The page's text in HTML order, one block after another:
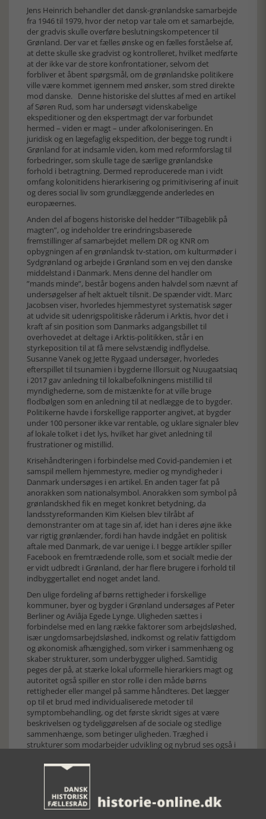
Jens Heinrich behandler det dansk-grønlandske samarbejde
fra 1946 til 1979, hvor der netop var tale om et samarbejde,
der gradvis skulle overføre beslutningskompetencer til
Grønland. Der var et fælles ønske og en fælles forståelse af,
at dette skulle ske gradvist og kontrolleret, hvilket medførte
at der ikke var de store konfrontationer, selvom det
forbliver et åbent spørgsmål, om de grønlandske politikere
ville være kommet igennem med ønsker, som stred direkte
mod danske. Denne historiske del sluttes af med en artikel
af Søren Rud, som har undersøgt videnskabelige
ekspeditioner og den ekspertmagt der var forbundet
hermed – viden er magt – under afkoloniseringen. En
juridisk og en lægefaglig ekspedition, der begge tog rundt i
Grønland for at indsamle viden, kom med reformforslag til
forbedringer, som skulle tage de særlige grønlandske
forhold i betragtning. Dermed reproducerede man i vidt
omfang kolonitidens hierarkisering og primitivisering af inuit
og deres social liv som grundlæggende anderledes en
europæernes.
Anden del af bogens historiske del hedder ”Tilbageblik på
magten”, og indeholder tre erindringsbaserede
fremstillinger af samarbejdet mellem DR og KNR om
opbygningen af en grønlandsk tv-station, om kulturmøder i
Sydgrønland og arbejde i Grønland som en vej den danske
middelstand i Danmark. Mens denne del handler om
”mands minde”, består bogens anden halvdel som nævnt af
undersøgelser af helt aktuelt tilsnit. De spænder vidt. Marc
Jacobsen viser, hvorledes hjemmestyret systematisk søger
at udvide sit udenrigspolitiske råderum i Arktis, hvor det i
kraft af sin position som Danmarks adgangsbillet til
overhovedet at deltage i Arktis-politikken, står i en
styrkeposition til at få mere selvstændig indflydelse.
Susanne Vanek og Jette Rygaad undersøger, hvorledes
efterspillet til tsunamien i bygderne Illorsuit og Nuugaatsiaq
i 2017 gav anledning til lokalbefolkningens mistillid til
myndighederne, som de mistænkte for at ville bruge
flodbølgen som en anledning til at nedlægge de to bygder.
Politikerne havde i forskellige rapporter angivet, at bygder
under 100 personer ikke var rentable, og uklare signaler blev
af lokale tolket i det lys, hvilket har givet anledning til
frustrationer og mistillid.
Krisehåndteringen i forbindelse med Covid-pandemien i et
samspil mellem hjemmestyre, medier og myndigheder i
Danmark undersøges i en artikel. En anden tager fat på
anorakken som nationalsymbol. Anorakken som symbol på
grønlandskhed fik en meget konkret betydning, da
landsstyreformanden Kim Kielsen blev tilråbt af
demonstranter om at tage sin af, idet han i deres øjne ikke
var rigtig grønlænder, fordi han havde indgået en politisk
aftale med Danmark, de var uenige i. I begge artikler spiller
Facebook en fremtrædende rolle, som et socialt medie der
er vidt udbredt i Grønland, der har flere brugere i forhold til
indbyggertallet end noget andet land.
Den ulige fordeling af børns rettigheder i forskellige
kommuner, byer og bygder i Grønland undersøges af Peter
Berliner og Aviâja Egede Lynge. Uligheden sættes i
forbindelse med en lang række faktorer som arbejdsløshed,
især ungdomsarbejdsløshed, indkomst og relativ fattigdom
og økonomisk afhængighed, som virker i sammenhæng og
skaber strukturer, som underbygger ulighed. Samtidig
peges der på, at stærke lokal uformelle hierarkiers magt og
autoritet også spiller en stor rolle i den måde børns
rettigheder eller mangel på samme håndteres. Det lægger
op til et brud med individualiserede metoder til
symptombehandling, og det første skridt siges at være
beskrivelsen og tydeliggørelsen af de sociale og stedlige
sammenhænge, som betinger uligheden. Træghed i
strukturer som modarbejder udvikling og nybrud ses også i
Øgaard. IKT er trods talrige enkeltprojekter kun sporadisk
nytænke skolen i et ikke-dansk og ikke-skandinavisk
perspektiv, alligevel reproducerer den ’gamle’
skoletænkning.